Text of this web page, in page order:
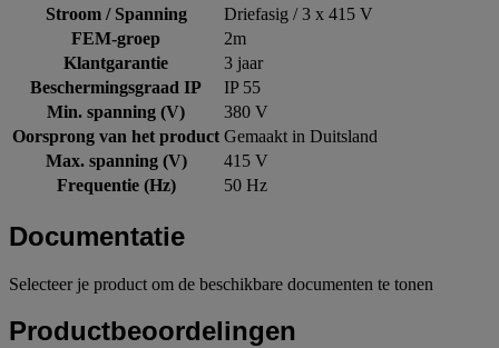
Stroom / Spanning
Driefasig / 3 x 415 V
FEM-groep
2m
Klantgarantie
3 jaar
Beschermingsgraad IP
IP 55
Min. spanning (V)
380 V
Oorsprong van het product Gemaakt in Duitsland
Max. spanning (V)
415 V
Frequentie (Hz)
50 Hz
Documentatie
Selecteer je product om de beschikbare documenten te tonen
Productbeoordelingen